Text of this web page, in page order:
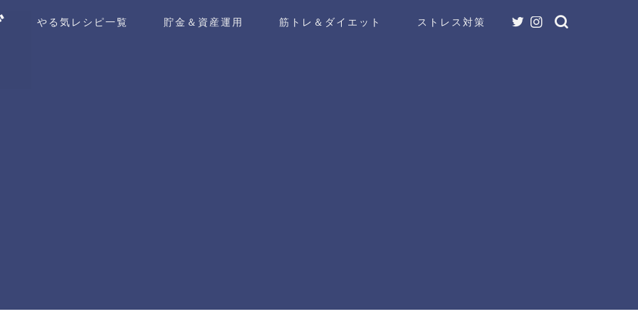
やる気レシピ一覧 貯金＆資産運用 筋トレ＆ダイエット ストレス対策